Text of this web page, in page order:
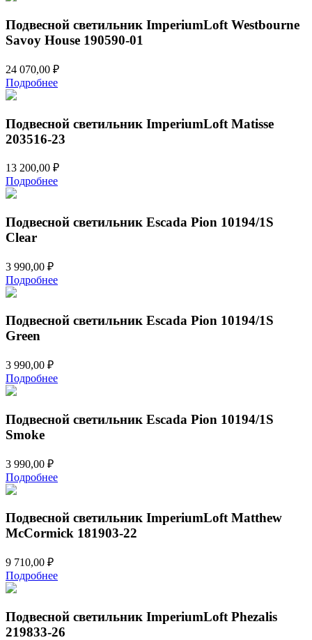
Подвесной светильник ImperiumLoft Westbourne
Savoy House 190590-01
24 070,00 ₽
Подробнее
Подвесной светильник ImperiumLoft Matisse
203516-23
13 200,00 ₽
Подробнее
Подвесной светильник Escada Pion 10194/1S
Clear
3 990,00 ₽
Подробнее
Подвесной светильник Escada Pion 10194/1S
Green
3 990,00 ₽
Подробнее
Подвесной светильник Escada Pion 10194/1S
Smoke
3 990,00 ₽
Подробнее
Подвесной светильник ImperiumLoft Matthew
McCormick 181903-22
9 710,00 ₽
Подробнее
Подвесной светильник ImperiumLoft Phezalis
219833-26